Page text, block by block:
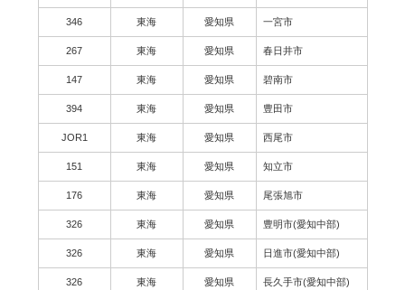
346 東海 愛知県 一宮市
267 東海 愛知県 春日井市
147 東海 愛知県 碧南市
394 東海 愛知県 豊田市
JOR1 東海 愛知県 西尾市
151 東海 愛知県 知立市
176 東海 愛知県 尾張旭市
326 東海 愛知県 豊明市(愛知中部)
326 東海 愛知県 日進市(愛知中部)
326 東海 愛知県 長久手市(愛知中部)